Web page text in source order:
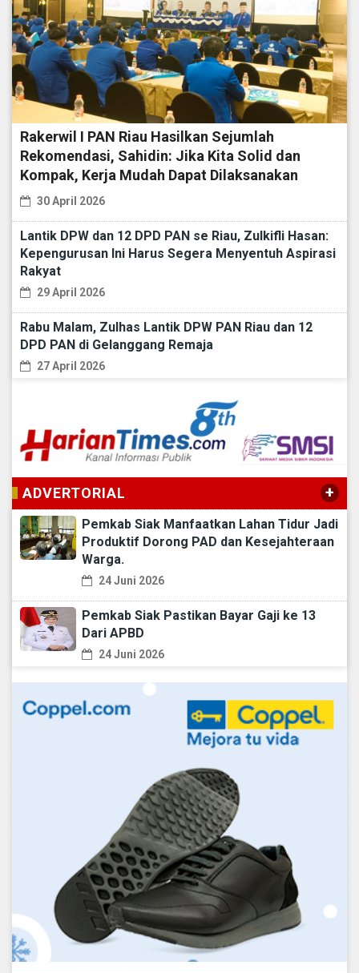
Rakerwil I PAN Riau Hasilkan Sejumlah
Rekomendasi, Sahidin: Jika Kita Solid dan
Kompak, Kerja Mudah Dapat Dilaksanakan
30 April 2026
Lantik DPW dan 12 DPD PAN se Riau, Zulkifli Hasan:
Kepengurusan Ini Harus Segera Menyentuh Aspirasi
Rakyat
29 April 2026
Rabu Malam, Zulhas Lantik DPW PAN Riau dan 12
DPD PAN di Gelanggang Remaja
27 April 2026
ADVERTORIAL +
Pemkab Siak Manfaatkan Lahan Tidur Jadi
Produktif Dorong PAD dan Kesejahteraan
Warga.
24 Juni 2026
Pemkab Siak Pastikan Bayar Gaji ke 13
Dari APBD
24 Juni 2026